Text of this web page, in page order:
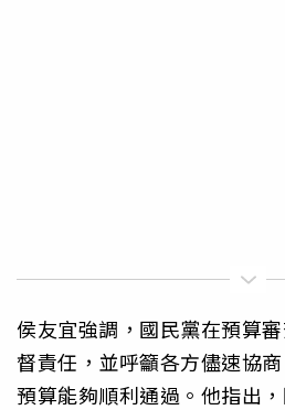
侯友宜強調，國民黨在預算
督責任，並呼籲各方儘速協
預算能夠順利通過。他指出